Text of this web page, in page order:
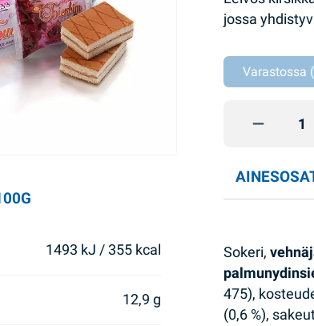
jossa
Varastossa (
Biskuitti
1493 kJ / 355 kcal
12,9 g
Sokeri,
475),
(0,6 %),